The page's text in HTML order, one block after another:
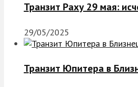
Транзит Раху 29 мая:
29/05/2025
Транзит Юпитера в